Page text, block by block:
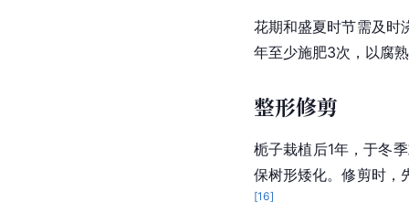
花期和盛夏时节需及时
年至少施肥3次，以腐
整形修剪
栀子栽植后1年，于冬
保树形矮化。修剪时，
[16]